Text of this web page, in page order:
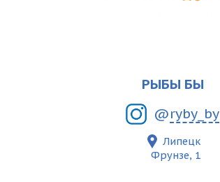
РЫБЫ БЫ
@ryby_by
Липецк
Фрунзе, 1